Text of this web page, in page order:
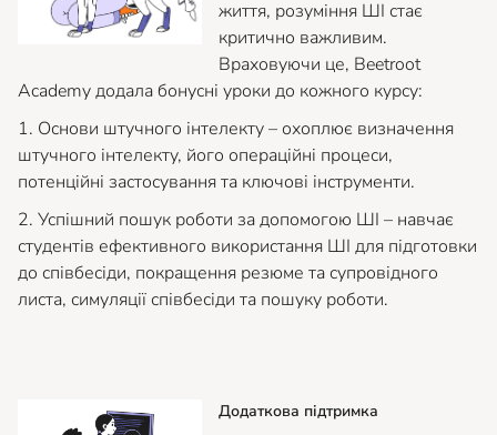
життя, розуміння ШІ стає
критично важливим.
Враховуючи це, Beetroot
Academy додала бонусні уроки до кожного курсу:
1. Основи штучного інтелекту – охоплює визначення
штучного інтелекту, його операційні процеси,
потенційні застосування та ключові інструменти.
2. Успішний пошук роботи за допомогою ШІ – навчає
студентів ефективного використання ШІ для підготовки
до співбесіди, покращення резюме та супровідного
листа, симуляції співбесіди та пошуку роботи.
Додаткова підтримка